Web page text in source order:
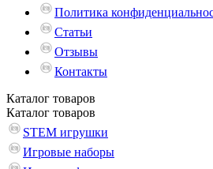
Политика
Статьи
Отзывы
Контакты
Каталог товаров
Каталог товаров
STEM игрушки
Игровые наборы